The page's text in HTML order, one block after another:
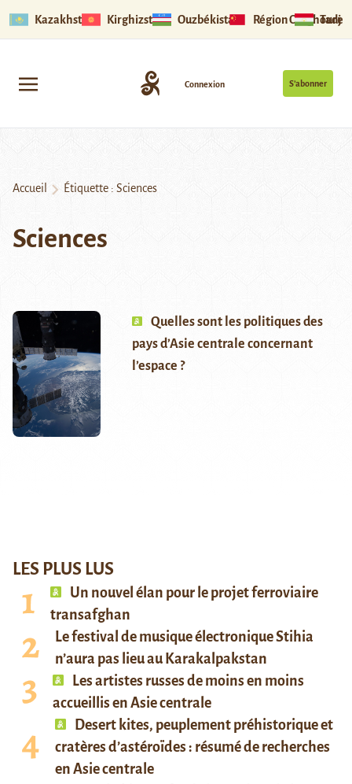
Kazakhstan Kirghizstan Ouzbékistan Région Ouïghoure
S’abonner
Connexion
Accueil Étiquette : Sciences
Sciences
Quelles sont les politiques des
pays d’Asie centrale concernant
l’espace ?
LES PLUS LUS
Un nouvel élan pour le projet ferroviaire
transafghan
Le festival de musique électronique Stihia
n’aura pas lieu au Karakalpakstan
Les artistes russes de moins en moins
accueillis en Asie centrale
Desert kites, peuplement préhistorique et
cratères d’astéroïdes : résumé de recherches
en Asie centrale